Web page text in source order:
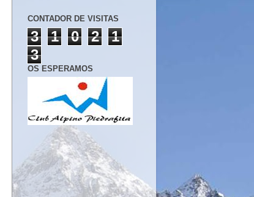
CONTADOR DE VISITAS
3 1 0 2
1
3
OS ESPERAMOS